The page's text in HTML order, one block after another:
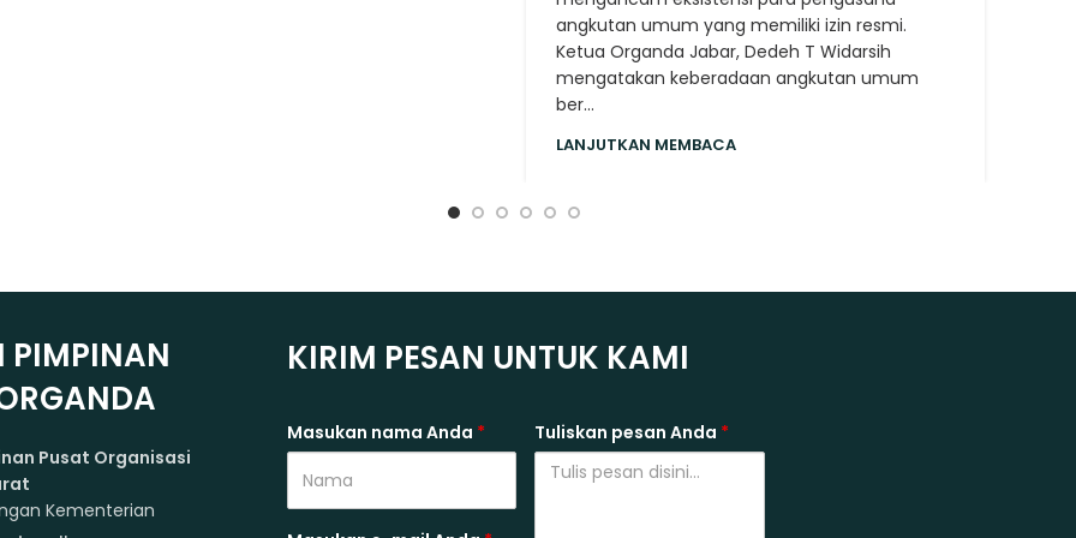
angkutan umum yang memiliki izin resmi.
Ketua Organda Jabar, Dedeh T Widarsih
mengatakan keberadaan angkutan umum
ber...
LANJUTKAN MEMBACA
PIMPINAN
Pusat Organisasi
Kementerian
KIRIM PESAN UNTUK KAMI
Masukan nama Anda * Tuliskan pesan Anda *